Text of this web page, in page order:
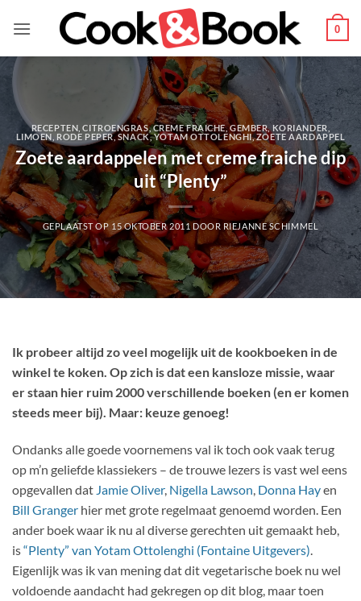
naar
0
RECEPTEN ,CITROENGRAS,CREME FRAICHE,GEMBER, KORIANDER
LIMOEN ,RODE PEPER,SNACK,YOTAM OTTOLENGHI,ZOETE AARDAPPEL
Zoete aardappelen met creme fraiche dip
uit “Plenty”
GEPLAATST OP 15 OKTOBER 2011 DOOR RIEJANNE SCHIMMEL
Ik probeer altijd zo veel mogelijk uit de kookboeken in de
winkel te koken. Op zich is dat een kansloze missie, waar
er staan hier ruim 2000 verschillende boeken (en er komen
steeds meer bij). Maar: keuze genoeg!
Ondanks alle goede voornemens val ik toch ook vaak terug
op m’n geliefde klassiekers – de trouwe lezers is vast wel eens
opgevallen dat Jamie Oliver, Nigella Lawson Donna Hayen
Bill Granger hier met grote regelmaat genoemd worden. Een
ander boek waar ik nu al diverse gerechten uit gemaakt heb,
is“Plenty” van Yotam Ottolenghi (Fontaine Uitgevers)
Eigenlijk was ik van mening dat dit vegetarische boek nu wel
voldoende aandacht had gekregen op dit blog, maar toen